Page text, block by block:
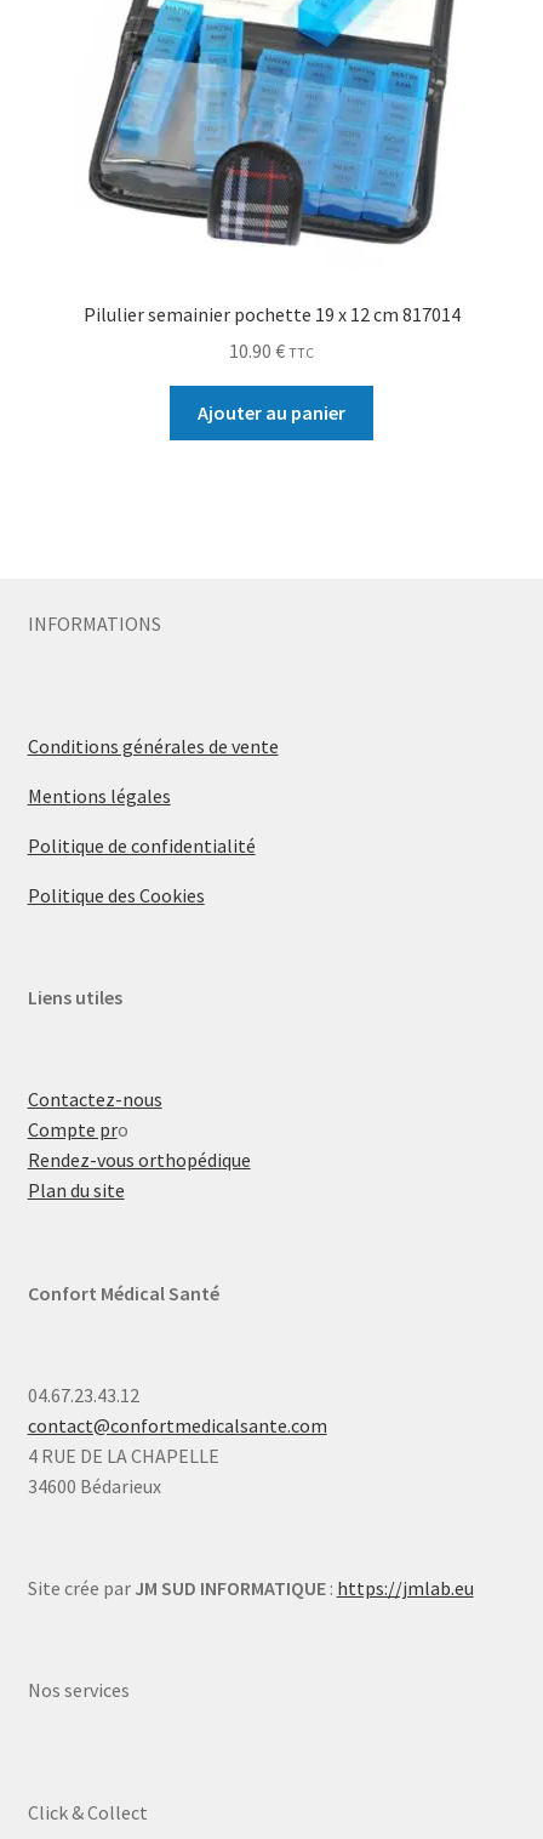
Pilulier semainier pochette 19 x 12 cm 817014
10.90 € TTC
Ajouter au panier
INFORMATIONS
Conditions générales de vente
Mentions légales
Politique de confidentialité
Politique des Cookies
Liens utiles
Contactez-nous
Compte pro
Rendez-vous orthopédique
Plan du site
Confort Médical Santé
04.67.23.43.12
contact@confortmedicalsante.com
4 RUE DE LA CHAPELLE
34600 Bédarieux
Site crée par JM SUD INFORMATIQUE: https://jmlab.eu
Nos services
Click & Collect